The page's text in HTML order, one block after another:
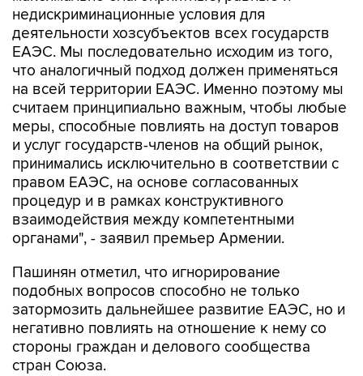
недискриминационные условия для
деятельности хозсубъектов всех государств
ЕАЭС. Мы последовательно исходим из того,
что аналогичный подход должен применяться
на всей территории ЕАЭС. Именно поэтому мы
считаем принципиально важным, чтобы любые
меры, способные повлиять на доступ товаров
и услуг государств-членов на общий рынок,
принимались исключительно в соответствии с
правом ЕАЭС, на основе согласованных
процедур и в рамках конструктивного
взаимодействия между компетентными
органами", - заявил премьер Армении.
Пашинян отметил, что игнорирование
подобных вопросов способно не только
затормозить дальнейшее развитие ЕАЭС, но и
негативно повлиять на отношение к нему со
стороны граждан и делового сообщества
стран Союза.